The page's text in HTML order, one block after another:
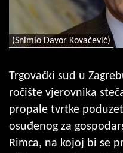
(Snimio Davor Kovačević)
Trgovački sud u
ročište vjerovnika
propale tvrtke
osuđenog za
Rimca, na kojoj bi se